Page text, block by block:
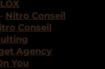
Nitro Conseil
Conseil
Agency
You